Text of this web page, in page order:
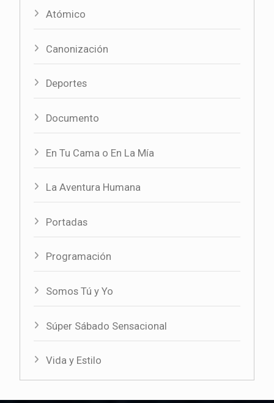
Atómico
Canonización
Deportes
Documento
En Tu Cama o En La Mía
La Aventura Humana
Portadas
Programación
Somos Tú y Yo
Súper Sábado Sensacional
Vida y Estilo